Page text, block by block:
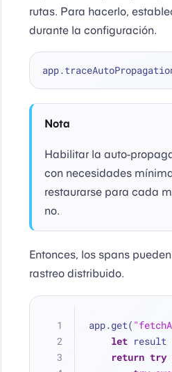
rutas. Para hacerlo,
durante la configuración.
Nota
Habilitar la auto-
con necesidades
restaurarse para cada
no.
Entonces, los spans
rastreo distribuido.
app.get(
let result
return try